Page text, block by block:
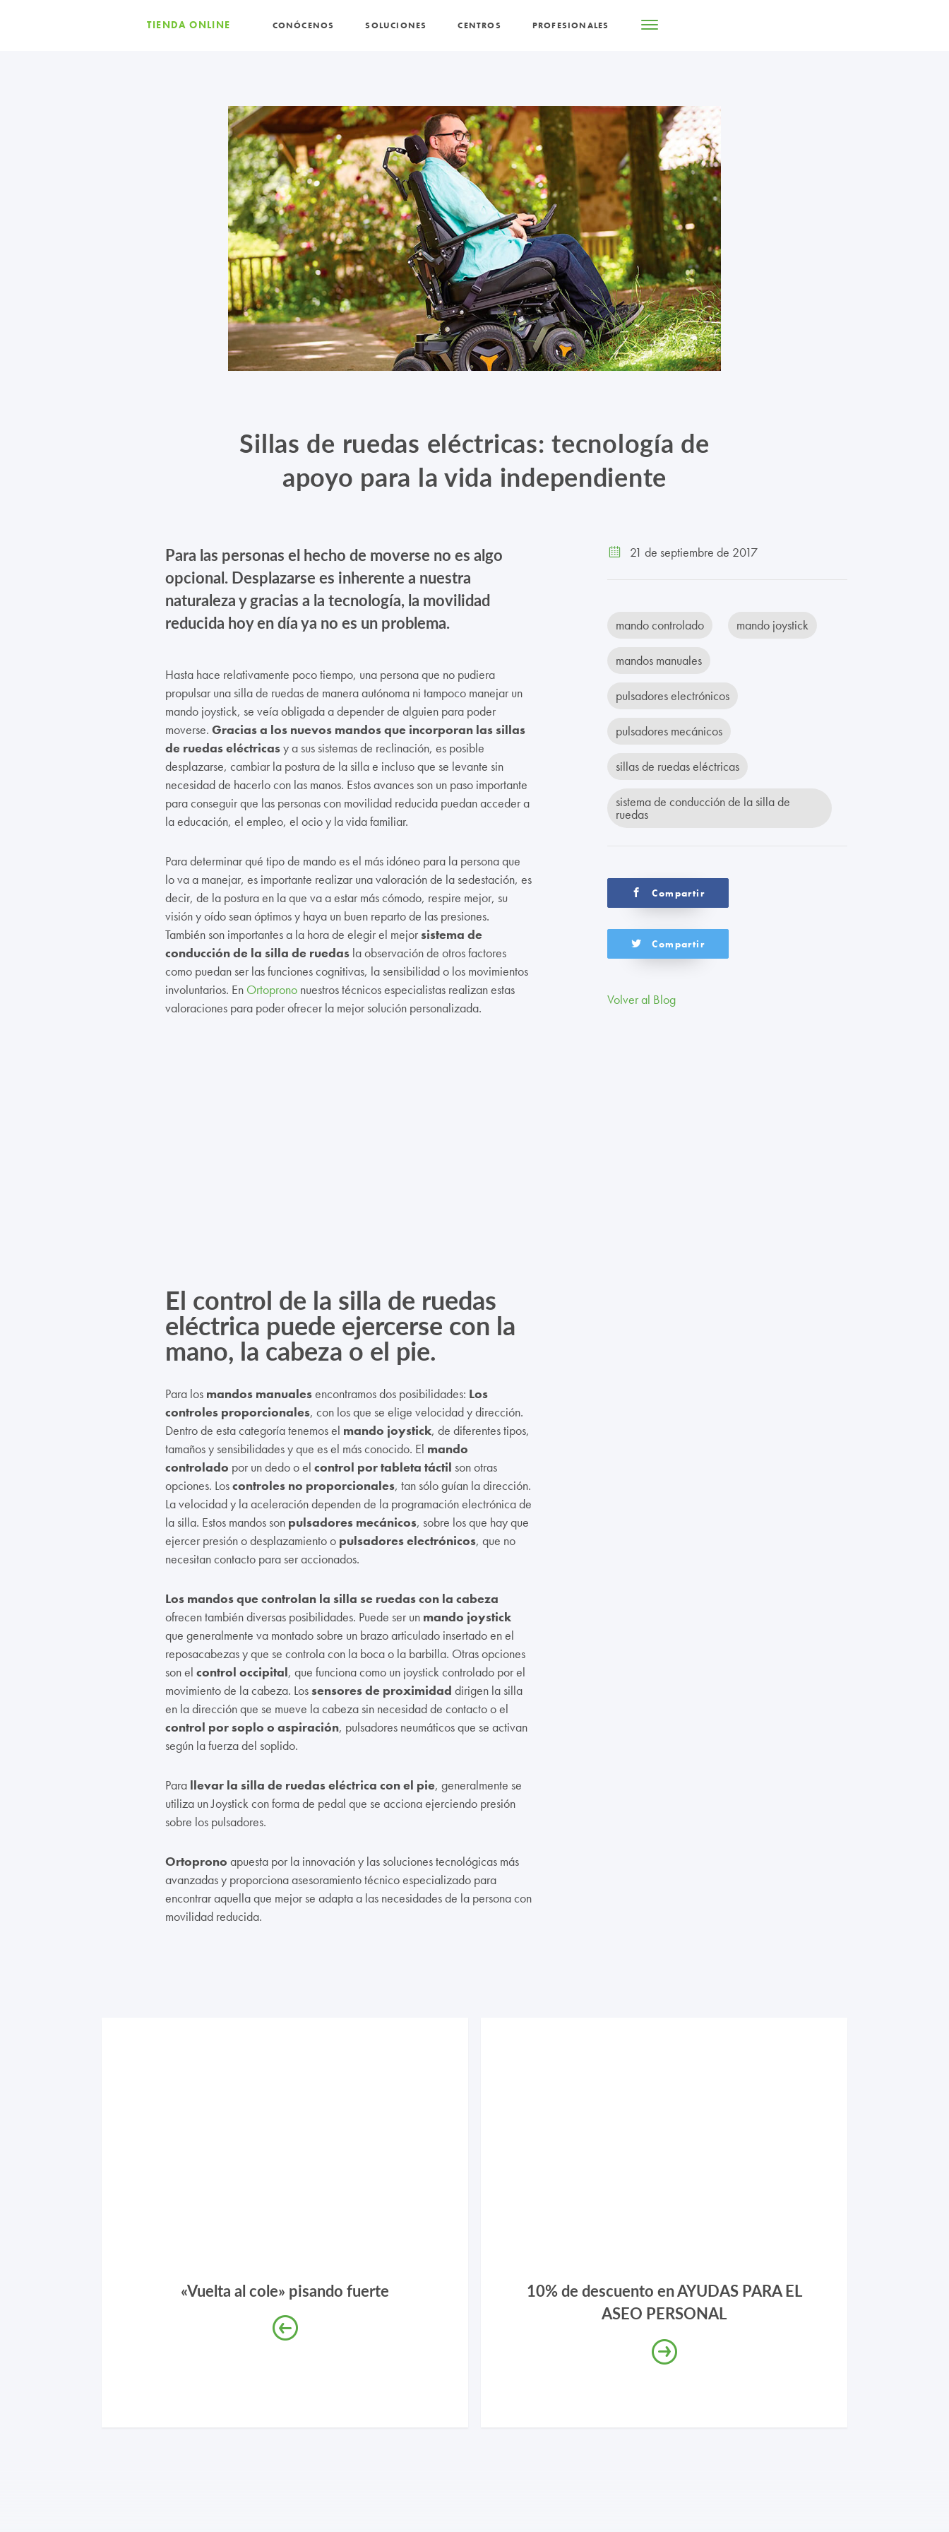
TIENDA ONLINE CONÓCENOS SOLUCIONES CENTROS PROFESIONALES
Sillas de ruedas eléctricas: tecnología de
apoyo para la vida independiente
Para las personas el hecho de moverse no es algo
opcional. Desplazarse es inherente a nuestra
naturaleza y gracias a la tecnología, la movilidad
reducida hoy en día ya no es un problema.
Hasta hace relativamente poco tiempo, una persona que no pudiera
propulsar una silla de ruedas de manera autónoma ni tampoco manejar un
mando joystick, se veía obligada a depender de alguien para poder
moverse. Gracias a los nuevos mandos que incorporan lassillas
de ruedas eléctricasy a sus sistemas de reclinación, es posible
desplazarse, cambiar la postura de la silla e incluso que se levante sin
necesidad de hacerlo con las manos. Estos avances son un paso importante
para conseguir que las personas con movilidad reducida puedan acceder a
la educación, el empleo, el ocio y la vida familiar.
Para determinar qué tipo de mando es el más idóneo para la persona que
lo va a manejar, es importante realizar una valoración de la sedestación, es
decir, de la postura en la que va a estar más cómodo, respire mejor, su
visión y oído sean óptimos y haya un buen reparto de las presiones.
También son importantes a la hora de elegir el mejorsistema de
conducción de la silla de ruedasla observación de otros factores
como puedan ser las funciones cognitivas, la sensibilidad o los movimientos
involuntarios. En Ortoprononuestros técnicos especialistas realizan estas
valoraciones para poder ofrecer la mejor solución personalizada.
El control de la silla de ruedas
eléctrica puede ejercerse con la
mano, la cabeza o el pie.
Para los mandos manualesencontramos dos posibilidades: Los
controles proporcionales, con los que se elige velocidad y dirección.
Dentro de esta categoría tenemos el mando joystick, de diferentes tipos,
tamaños y sensibilidades y que es el más conocido. El mando
controlado por un dedo o el control por tableta táctil son otras
opciones. Loscontroles no proporcionales, tan sólo guían la dirección.
La velocidad y la aceleración dependen de la programación electrónica de
la silla. Estos mandos son pulsadores mecánicos, sobre los que hay que
ejercer presión o desplazamiento o pulsadores electrónicos, que no
necesitan contacto para ser accionados.
Los mandos que controlan la silla se ruedas con la cabeza
ofrecen también diversas posibilidades. Puede ser un mando joystick
que generalmente va montado sobre un brazo articulado insertado en el
reposacabezas y que se controla con la boca o la barbilla. Otras opciones
son el control occipital, que funciona como un joystick controlado por el
movimiento de la cabeza. Lossensores de proximidad dirigen la silla
en la dirección que se mueve la cabeza sin necesidad de contacto o el
control por soplo o aspiración, pulsadores neumáticos que se activan
según la fuerza del soplido.
Para llevar la silla de ruedas eléctrica con el pie, generalmente se
utiliza un Joystick con forma de pedal que se acciona ejerciendo presión
sobre los pulsadores.
Ortoprono apuesta por la innovación y las soluciones tecnológicas más
avanzadas y proporciona asesoramiento técnico especializado para
encontrar aquella que mejor se adapta a las necesidades de la persona con
movilidad reducida.
21 de septiembre de 2017
mando controlado mando joystick
mandos manuales
pulsadores electrónicos
pulsadores mecánicos
sillas de ruedas eléctricas
sistema de conducción de la silla de
ruedas
Compartir
Compartir
Volver al Blog
«Vuelta al cole» pisando fuerte
10% de descuento en AYUDAS PARA EL
ASEO PERSONAL